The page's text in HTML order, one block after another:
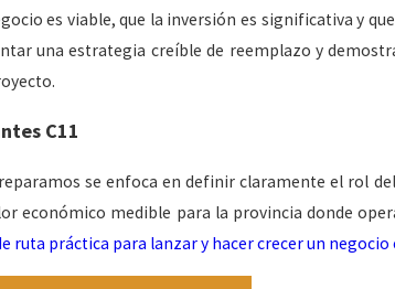
es viable, que la inversión es significativa y
una estrategia creíble de reemplazo y
C11
se enfoca en definir claramente el rol
económico medible para la provincia donde
ruta práctica para lanzar y hacer crecer un negocio